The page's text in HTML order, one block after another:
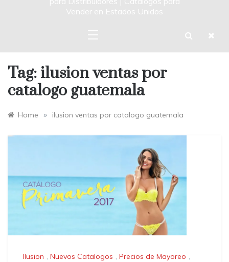
Vender en Estados Unidos
Tag: ilusion ventas por
catalogo guatemala
Home » ilusion ventas por catalogo guatemala
Ilusion , Nuevos Catalogos , Precios de Mayoreo ,